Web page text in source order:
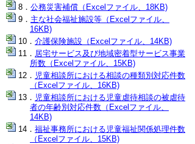
公務災害補償（Excelファイル、18KB)
主な社会福祉施設等（Excelファイル、
16KB)
介護保険施設（Excelファイル、14KB)
居宅サービス及び地域密着型サービス事業
所数（Excelファイル、15KB)
児童相談所における相談の種類別対応件数
（Excelファイル、16KB)
児童相談所における児童虐待相談の被虐待
者の年齢別対応件数（Excelファイル、
14KB)
福祉事務所における児童福祉関係処理件数
（Excelファイル、15KB)